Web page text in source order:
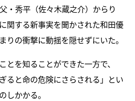
秀平（佐々木蔵之介）からり
関する新事実を聞かされた和田優
りの衝撃に動揺を隠せずにいた。
とを知ることができた一方で、
ると命の危険にさらされる」とい
しかかる。